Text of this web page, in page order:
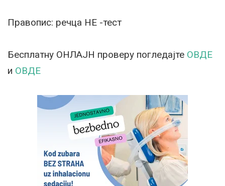
Правопис: речца НЕ -тест
Бесплатну ОНЛАЈН проверу погледајте ОВДЕ
и ОВДЕ